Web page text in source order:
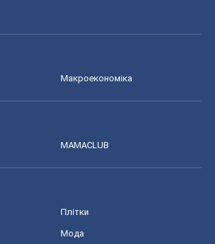
Макроекономіка
MAMACLUB
Плітки
Мода